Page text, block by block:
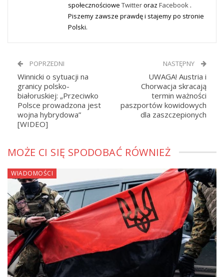
społecznościowe Twitteroraz Facebook .
Piszemy zawsze prawdę i stajemy po stronie
Polski.
POPRZEDNI
Winnicki o sytuacji na
granicy polsko-
białoruskiej: „Przeciwko
Polsce prowadzona jest
wojna hybrydowa”
[WIDEO]
NASTĘPNY
UWAGA! Austria i
Chorwacja skracają
termin ważności
paszportów kowidowych
dla zaszczepionych
MOŻE CI SIĘ SPODOBAĆ RÓWNIEŻ
WIADOMOŚCI